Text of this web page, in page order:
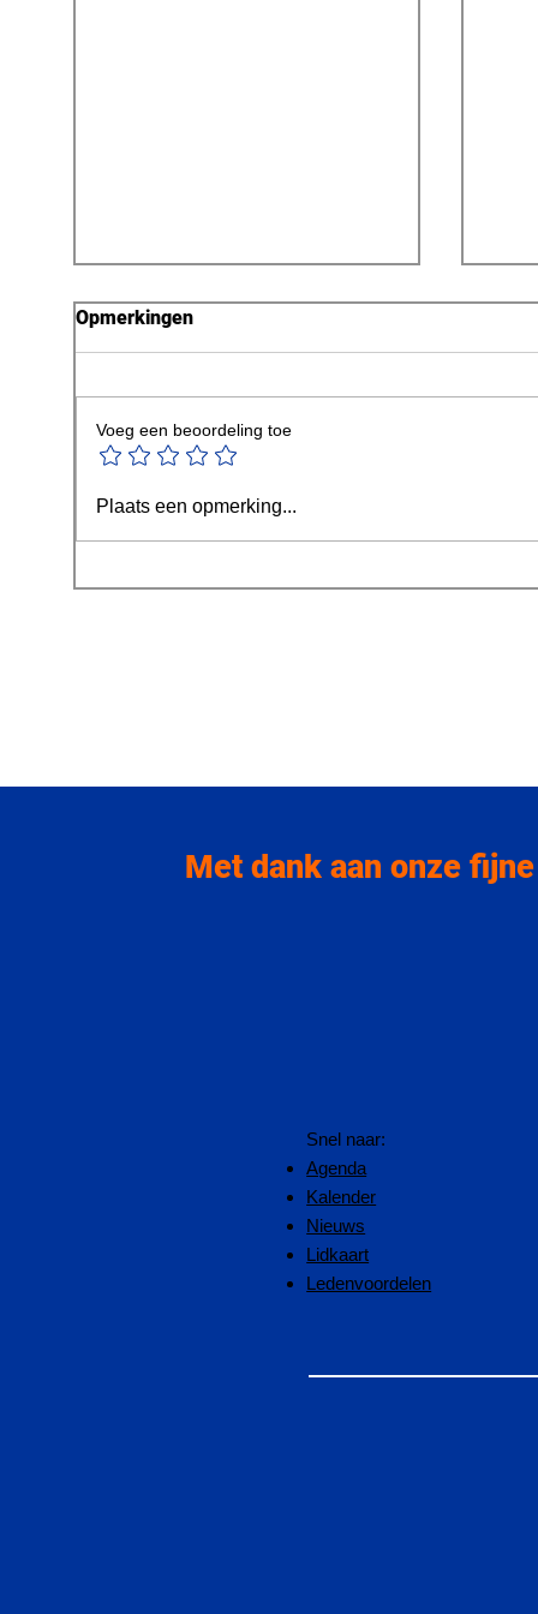
Tijd voor verandering:
waarom België werk moet
maken van toegankelijke
Opmerkingen
Voeg een beoordeling toe
Plaats een opmerking...
Met dank aan onze
Snel naar:
Agenda
Kalender
Nieuws
Lidkaart
Ledenvoordelen